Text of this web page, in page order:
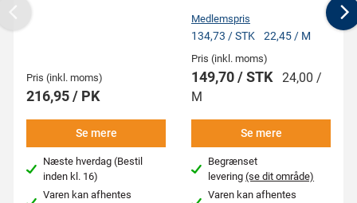
Pris (inkl. moms)
216,95 / PK
Se mere
Næste hverdag (Bestil
inden kl. 16)
Varen kan afhentes
Medlemspris
134,73 / STK 22,45 / M
Pris (inkl. moms)
149,70 / STK 24,00 /
M
Se mere
Begrænset
levering(se dit område)
Varen kan afhentes
Previous